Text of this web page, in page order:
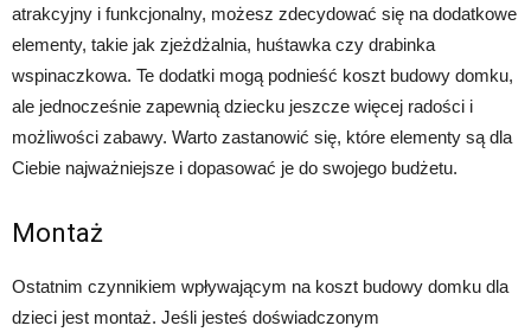
atrakcyjny i funkcjonalny, możesz zdecydować się na dodatkowe
elementy, takie jak zjeżdżalnia, huśtawka czy drabinka
wspinaczkowa. Te dodatki mogą podnieść koszt budowy domku,
ale jednocześnie zapewnią dziecku jeszcze więcej radości i
możliwości zabawy. Warto zastanowić się, które elementy są dla
Ciebie najważniejsze i dopasować je do swojego budżetu.
Montaż
Ostatnim czynnikiem wpływającym na koszt budowy domku dla
dzieci jest montaż. Jeśli jesteś doświadczonym